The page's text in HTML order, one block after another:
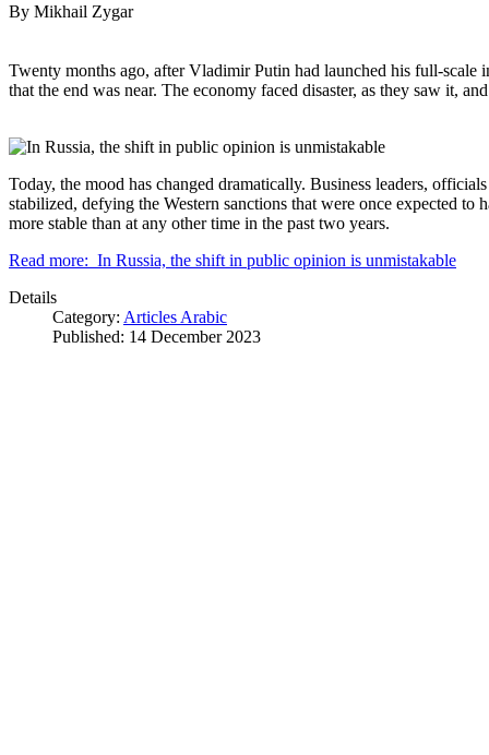
By Mikhail Zygar
Twenty months ago, after Vladimir Putin had launched his full-
that the end was near. The economy faced disaster, as they saw it,
Today, the mood has changed dramatically. Business leaders,
stabilized, defying the Western sanctions that were once expected to
more stable than at any other time in the past two years.
Read more: In Russia, the shift in public opinion is unmistakable
Details
Category: Articles Arabic
Published: 14 December 2023